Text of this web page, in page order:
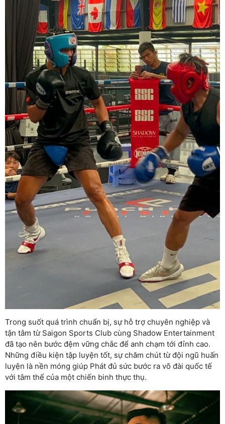
Trong suốt quá trình chuẩn bị, sự hỗ trợ chuyên nghiệp và
tận tâm từ Saigon Sports Club cùng Shadow Entertainment
đã tạo nên bước đệm vững chắc để anh chạm tới đỉnh cao.
Những điều kiện tập luyện tốt, sự chăm chút từ đội ngũ huấn
luyện là nền móng giúp Phát đủ sức bước ra võ đài quốc tế
với tâm thế của một chiến binh thực thụ.